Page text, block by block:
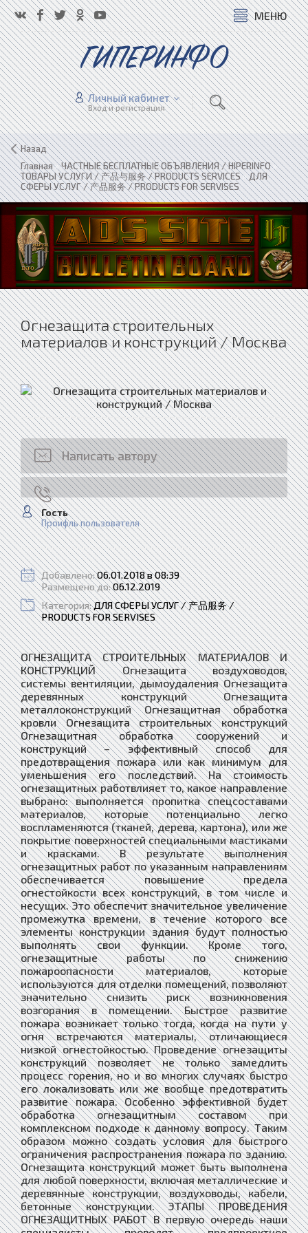
МЕНЮ
ГИПЕРИНФО
Личный кабинет
Вход и регистрация
Назад
Главная»ЧАСТНЫЕ БЕСПЛАТНЫЕ ОБЪЯВЛЕНИЯ / HIPERINFO»
ТОВАРЫ УСЛУГИ / 产品与服务 / PRODUCTS SERVICES»ДЛЯ
СФЕРЫ УСЛУГ / 产品服务 / PRODUCTS FOR SERVISES
Огнезащита строительных
материалов и конструкций / Москва
Написать автору
Гость
Проифль пользователя
Добавлено:06.01.2018 в 08:39
Размещено до:06.12.2019
Категория:ДЛЯ СФЕРЫ УСЛУГ / 产品服务 /
PRODUCTS FOR SERVISES
ОГНЕЗАЩИТА СТРОИТЕЛЬНЫХ МАТЕРИАЛОВ И
КОНСТРУКЦИЙ Огнезащита воздуховодов,
системы вентиляции, дымоудаления Огнезащита
деревянных конструкций Огнезащита
металлоконструкций Огнезащитная обработка
кровли Огнезащита строительных конструкций
Огнезащитная обработка сооружений и
конструкций – эффективный способ для
предотвращения пожара или как минимум для
уменьшения его последствий. На стоимость
огнезащитных работвлияет то, какое направление
выбрано: выполняется пропитка спецсоставами
материалов, которые потенциально легко
воспламеняются (тканей, дерева, картона), или же
покрытие поверхностей специальными мастиками
и красками. В результате выполнения
огнезащитных работ по указанным направлениям
обеспечивается повышение предела
огнестойкости всех конструкций, в том числе и
несущих. Это обеспечит значительное увеличение
промежутка времени, в течение которого все
элементы конструкции здания будут полностью
выполнять свои функции. Кроме того,
огнезащитные работы по снижению
пожароопасности материалов, которые
используются для отделки помещений, позволяют
значительно снизить риск возникновения
возгорания в помещении. Быстрое развитие
пожара возникает только тогда, когда на пути у
огня встречаются материалы, отличающиеся
низкой огнестойкостью. Проведение огнезащиты
конструкций позволяет не только замедлить
процесс горения, но и во многих случаях быстро
его локализовать или же вообще предотвратить
развитие пожара. Особенно эффективной будет
обработка огнезащитным составом при
комплексном подходе к данному вопросу. Таким
образом можно создать условия для быстрого
ограничения распространения пожара по зданию.
Огнезащита конструкций может быть выполнена
для любой поверхности, включая металлические и
деревянные конструкции, воздуховоды, кабели,
бетонные конструкции. ЭТАПЫ ПРОВЕДЕНИЯ
ОГНЕЗАЩИТНЫХ РАБОТ В первую очередь наши